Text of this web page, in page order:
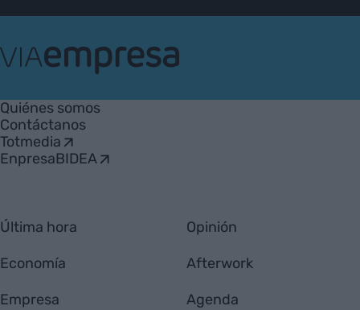
Empresa
Quiénes somos
Contáctanos
Totmedia
EnpresaBIDEA
Última hora
Economía
Empresa
Opinión
Afterwork
Agenda